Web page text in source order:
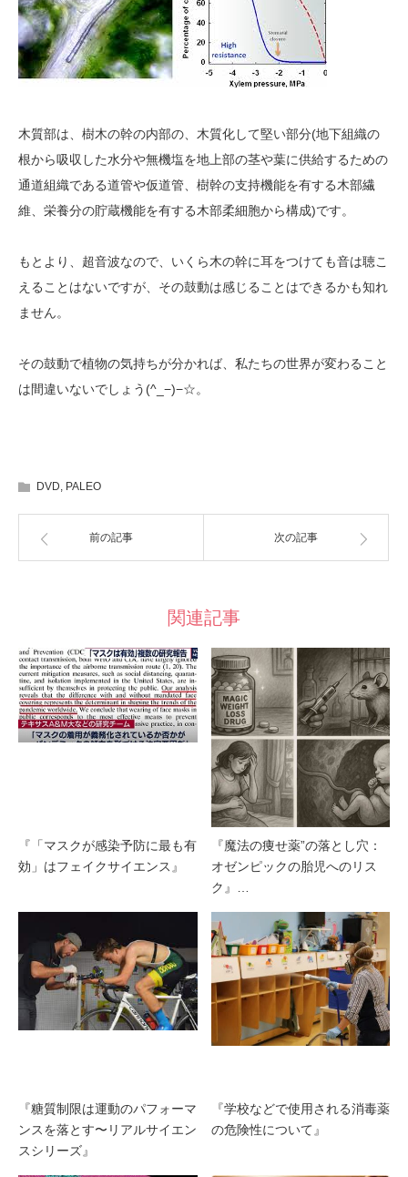
木質部は、樹木の幹の内部の、木質化して堅い部分(地下組織の
根から吸収した水分や無機塩を地上部の茎や葉に供給するための
通道組織である道管や仮道管、樹幹の支持機能を有する木部繊
維、栄養分の貯蔵機能を有する木部柔細胞から構成)です。
もとより、超音波なので、いくら木の幹に耳をつけても音は聴こ
えることはないですが、その鼓動は感じることはできるかも知れ
ません。
その鼓動で植物の気持ちが分かれば、私たちの世界が変わること
は間違いないでしょう(^_−)−☆。
DVD, PALEO
前の記事 次の記事
関連記事
『「マスクが感染予防に最も有
効」はフェイクサイエンス』
『魔法の痩せ薬”の落とし穴：
オゼンピックの胎児へのリス
ク』…
『糖質制限は運動のパフォーマ
ンスを落とす〜リアルサイエン
スシリーズ』
『学校などで使用される消毒薬
の危険性について』